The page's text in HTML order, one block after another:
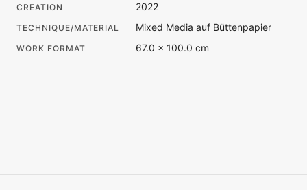
CREATION 2022
TECHNIQUE/MATERIAL Mixed Media auf Büttenpapier
WORK FORMAT 67.0 × 100.0 cm